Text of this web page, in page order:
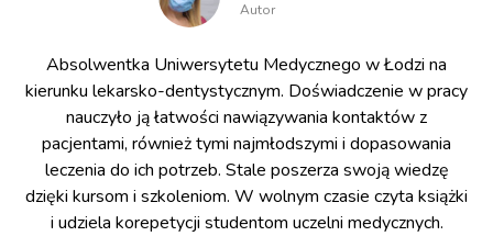
Autor
Absolwentka Uniwersytetu Medycznego w Łodzi na
kierunku lekarsko-dentystycznym. Doświadczenie w pracy
nauczyło ją łatwości nawiązywania kontaktów z
pacjentami, również tymi najmłodszymi i dopasowania
leczenia do ich potrzeb. Stale poszerza swoją wiedzę
dzięki kursom i szkoleniom. W wolnym czasie czyta książki
i udziela korepetycji studentom uczelni medycznych.